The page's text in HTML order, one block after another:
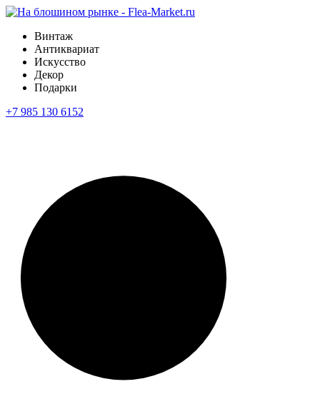
Винтаж
Антиквариат
Искусство
Декор
Подарки
+7 985 130 6152